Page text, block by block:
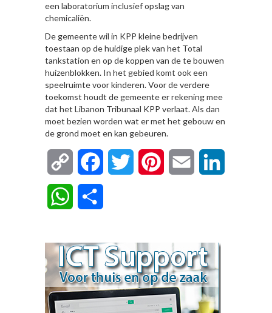
een laboratorium inclusief opslag van
chemicaliën.
De gemeente wil in KPP kleine bedrijven
toestaan op de huidige plek van het Total
tankstation en op de koppen van de te bouwen
huizenblokken. In het gebied komt ook een
speelruimte voor kinderen. Voor de verdere
toekomst houdt de gemeente er rekening mee
dat het Libanon Tribunaal KPP verlaat. Als dan
moet bezien worden wat er met het gebouw en
de grond moet en kan gebeuren.
Copy
Link
FacebookTwitter Pinterest Email
WhatsApp